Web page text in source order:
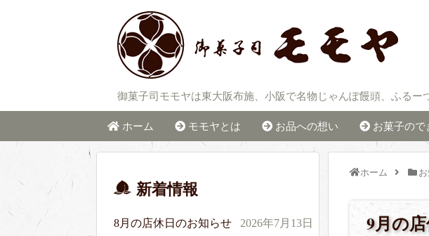
御菓子司モモヤは東大阪布施、小阪で名物じゃんぽ饅頭、ふるー
ホーム モモヤとは お品への想い お菓子ので
ホーム
9月の
新着情報
8月の店休日のお知らせ 2026年7月13日